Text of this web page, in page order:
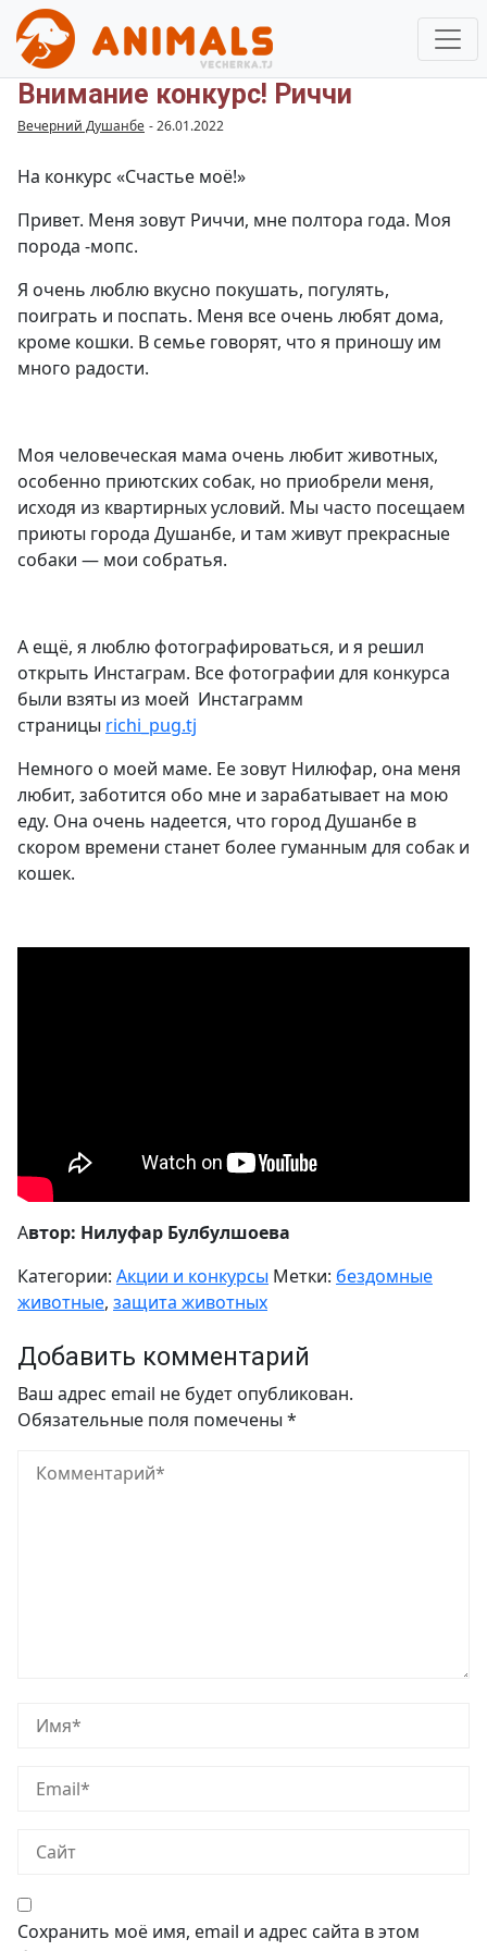
Внимание конкурс! Риччи
Вечерний Душанбе -26.01.2022
На конкурс «Счастье моё!»
Привет. Меня зовут Риччи, мне полтора года. Моя
порода -мопс.
Я очень люблю вкусно покушать, погулять,
поиграть и поспать. Меня все очень любят дома,
кроме кошки. В семье говорят, что я приношу им
много радости.
Моя человеческая мама очень любит животных,
особенно приютских собак, но приобрели меня,
исходя из квартирных условий. Мы часто посещаем
приюты города Душанбе, и там живут прекрасные
собаки — мои собратья.
А ещё, я люблю фотографироваться, и я решил
открыть Инстаграм. Все фотографии для конкурса
были взяты из моей Инстаграмм
страницы richi_pug.tj
Немного о моей маме. Ее зовут Нилюфар, она меня
любит, заботится обо мне и зарабатывает на мою
еду. Она очень надеется, что город Душанбе в
скором времени станет более гуманным для собак и
кошек.
Автор: Нилуфар Булбулшоева
Категории: Акции и конкурсы Метки: бездомные
животные, защита животных
Добавить комментарий
Ваш адрес email не будет опубликован.
Обязательные поля помечены *
Сохранить моё имя, email и адрес сайта в этом